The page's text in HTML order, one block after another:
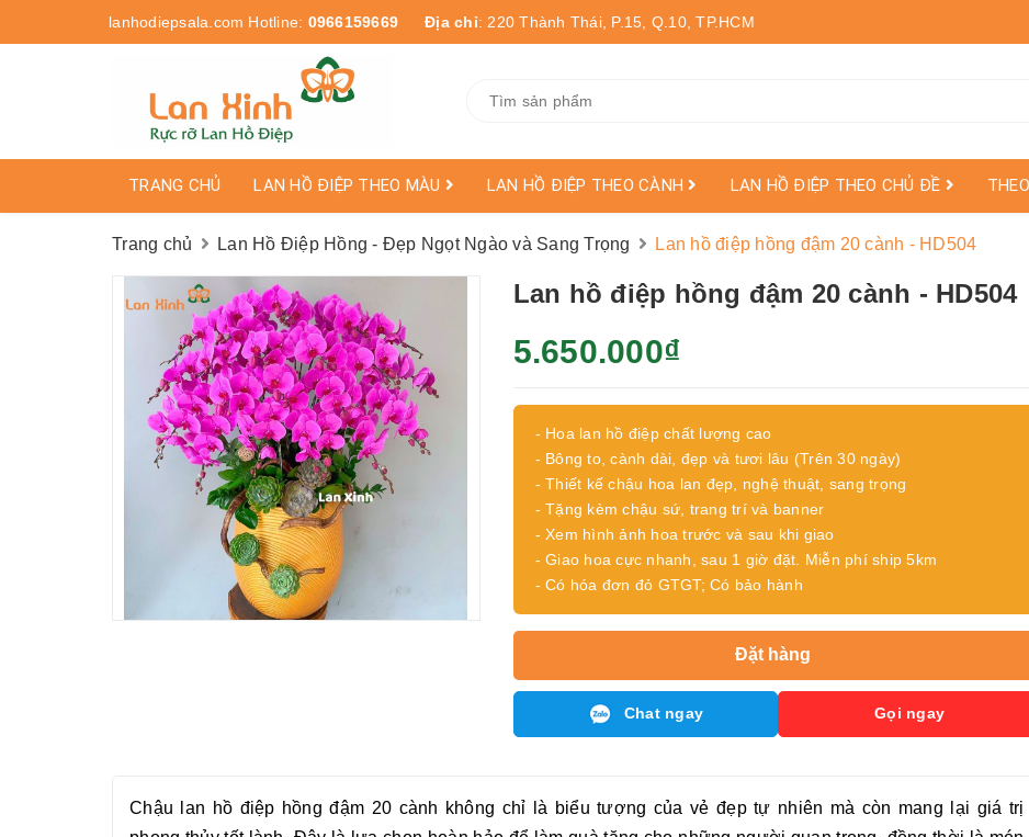
lanhodiepsala.com Hotline: 0966159669 Địa chỉ: 220 Thành Thái, P.15, Q.10, TP.HCM
TRANG CHỦ LAN HỒ ĐIỆP THEO MÀU LAN HỒ ĐIỆP THEO CÀNH LAN HỒ ĐIỆP THEO CHỦ ĐỀ
Trang chủ Lan Hồ Điệp Hồng - Đẹp Ngọt Ngào và Sang Trọng Lan hồ điệp hồng đậm 20 cành - HD504
Lan hồ điệp hồng đậm 20 cành - HD504
5.650.000₫
- Hoa lan hồ điệp chất lượng cao
- Bông to, cành dài, đẹp và tươi lâu (Trên 30 ngày)
- Thiết kế chậu hoa lan đẹp, nghệ thuật, sang trọng
- Tặng kèm chậu sứ, trang trí và banner
- Xem hình ảnh hoa trước và sau khi giao
- Giao hoa cực nhanh, sau 1 giờ đặt. Miễn phí ship 5km
- Có hóa đơn đỏ GTGT; Có bảo hành
Đặt hàng
Chat ngay Gọi ngay
Chậu lan hồ điệp hồng đậm 20 cành không chỉ là biểu tượng của vẻ đẹp tự nhiên mà còn mang lại giá trị